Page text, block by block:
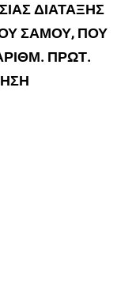
ΔΙΑΤΑΞΗΣ
ΣΑΜΟΥ, ΠΟΥ
ΠΡΩΤ.